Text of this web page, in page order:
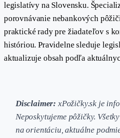
legislatívy na Slovensku.
porovnávanie nebankových
praktické rady pre žiadateľov s
históriou. Pravidelne sleduje
aktualizuje obsah podľa
Disclaimer: xPožičky.sk je
Neposkytujeme pôžičky.
na orientáciu, aktuálne